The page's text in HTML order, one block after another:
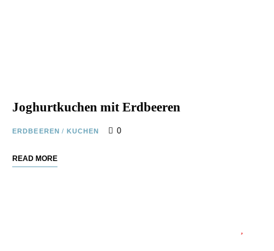
Joghurtkuchen mit Erdbeeren
ERDBEEREN / KUCHEN 0
READ MORE